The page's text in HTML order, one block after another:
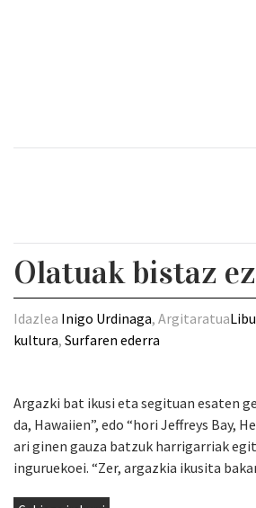
Olatuak bistaz
Idazlea Inigo Urdinaga, Argitaratua
kultura, Surfaren ederra
Argazki bat ikusi eta segituan esaten
da, Hawaiien”, edo “hori Jeffreys Bay,
ari ginen gauza batzuk harrigarriak
inguruekoei. “Zer, argazkia ikusita